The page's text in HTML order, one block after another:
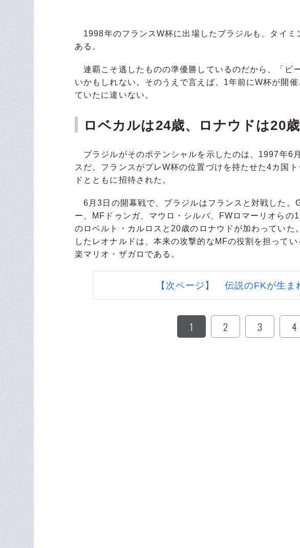
1998年のフランスW杯に出場したブラジルも、タイミ
ある。
連覇こそ逃したものの準優勝しているのだから、「ピ
いかもしれない。そのうえで言えば、1年前にW杯が開
ていたに違いない。
ロベカルは24歳、ロナウドは20歳
ブラジルがそのポテンシャルを示したのは、1997年6
スだ。フランスがプレW杯の位置づけを持たせた4カ国
ドとともに招待された。
6月3日の開幕戦で、ブラジルはフランスと対戦した。
ー、MFドゥンガ、マウロ・シルバ、FWロマーリオらの
のロベルト・カルロスと20歳のロナウドが加わっていた
したレオナルドは、本来の攻撃的なMFの役割を担って
楽マリオ・ザガロである。
【次ページ】 伝説のFKが生ま
1 2 3 4